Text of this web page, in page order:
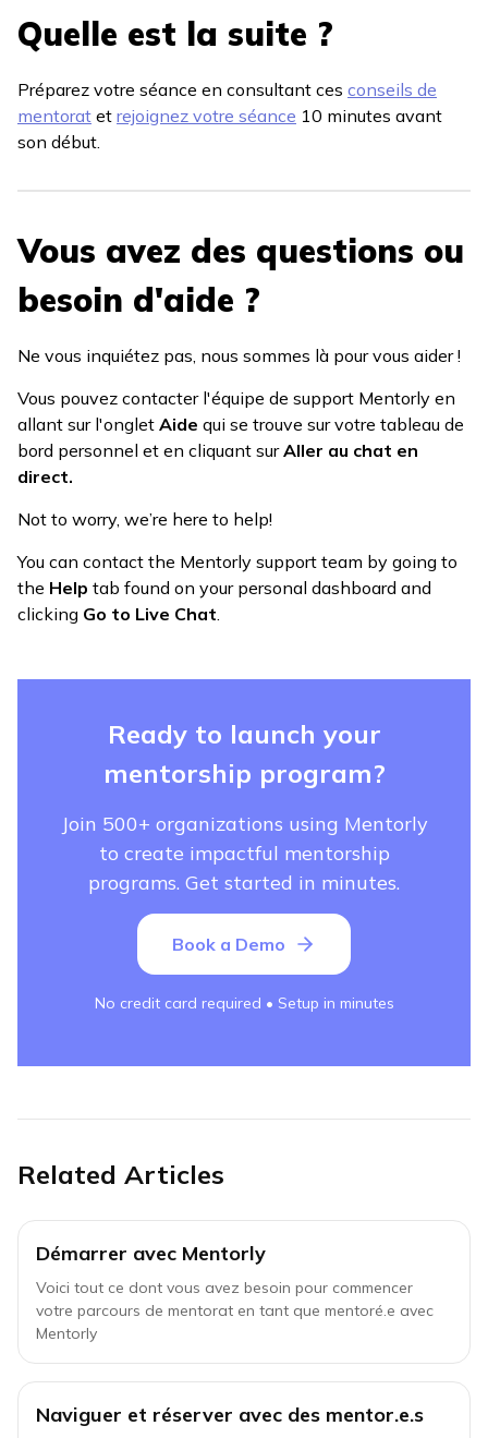
Quelle est la suite ?
Préparez votre séance en consultant ces conseils de
mentorat et rejoignez votre séance 10 minutes avant
son début.
Vous avez des questions ou
besoin d'aide ?
Ne vous inquiétez pas, nous sommes là pour vous aider !
Vous pouvez contacter l'équipe de support Mentorly en
allant sur l'onglet Aide qui se trouve sur votre tableau de
bord personnel et en cliquant surAller au chat en
direct.
Not to worry, we’re here to help!
You can contact the Mentorly support team by going to
the Help tab found on your personal dashboard and
clicking Go to Live Chat.
Ready to launch your
mentorship program?
Join 500+ organizations using Mentorly
to create impactful mentorship
programs. Get started in minutes.
Book a Demo
No credit card required • Setup in minutes
Related Articles
Démarrer avec Mentorly
Voici tout ce dont vous avez besoin pour commencer
votre parcours de mentorat en tant que mentoré.e avec
Mentorly
Naviguer et réserver avec des mentor.e.s